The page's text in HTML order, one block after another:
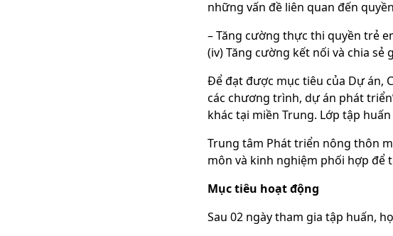
những vấn đề liên quan đến
– Tăng cường thực thi quyền trẻ
(iv) Tăng cường kết nối và chia sẻ
Để đạt được mục tiêu của Dự án,
các chương trình, dự án phát
khác tại miền Trung. Lớp tập
Trung tâm Phát triển nông thôn
môn và kinh nghiệm phối hợp để
Mục tiêu hoạt động
Sau 02 ngày tham gia tập huấn,